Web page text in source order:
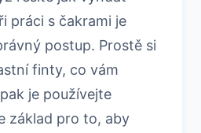
práci s čakrami je
postup. Prostě si
finty, co vám
je používejte
základ pro to, aby